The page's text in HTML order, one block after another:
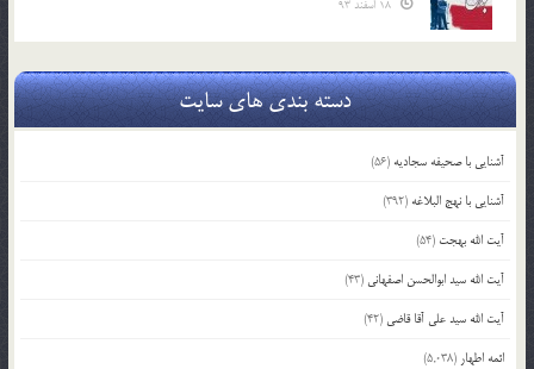
دسته بندی های سایت
آشنایی با صحیفه سجادیه (56)
آشنایی با نهج البلاغه (392)
آیت الله بهجت (54)
آیت الله سید ابوالحسن اصفهانی (43)
آیت الله سید علی آقا قاضی (42)
ائمه اطهار (5,038)